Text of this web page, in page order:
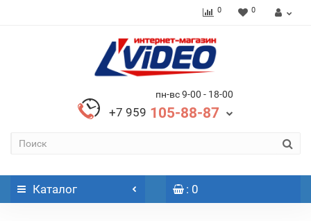
0 0
пн-вс 9-00 - 18-00
+7 959 105-88-87
Каталог : 0